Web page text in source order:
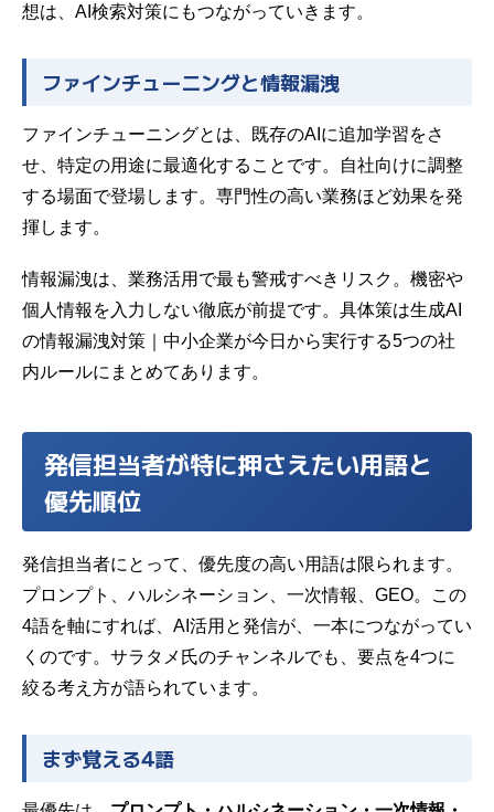
想は、 AI検索対策にもつながっていきます。
ファインチューニングと情報漏洩
ファインチューニングとは、既存のAIに追加学習をさ
せ、特定の用途に最適化することです。自社向けに調整
する場面で登場します。専門性の高い業務ほど効果を発
揮します。
情報漏洩は、業務活用で最も警戒すべきリスク。機密や
個人情報を入力しない徹底が前提です。具体策は生成AI
の情報漏洩対策｜中小企業が今日から実行する5つの社
内ルールにまとめてあります。
発信担当者が特に押さえたい用語と
優先順位
発信担当者にとって、優先度の高い用語は限られます。
プロンプト、ハルシネーション、一次情報、GEO。この
4語を軸にすれば、AI活用と発信が、一本につながってい
くのです。サラタメ氏のチャンネルでも、要点を4つに
絞る考え方が語られています。
まず覚える4語